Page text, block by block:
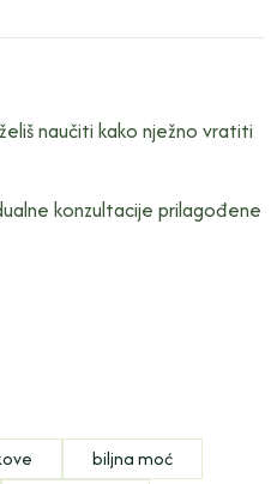
naučiti kako nježno vratiti
konzultacije prilagođene
biljna moć